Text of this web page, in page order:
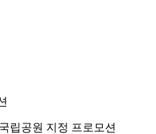
립공원 지정 프로모션